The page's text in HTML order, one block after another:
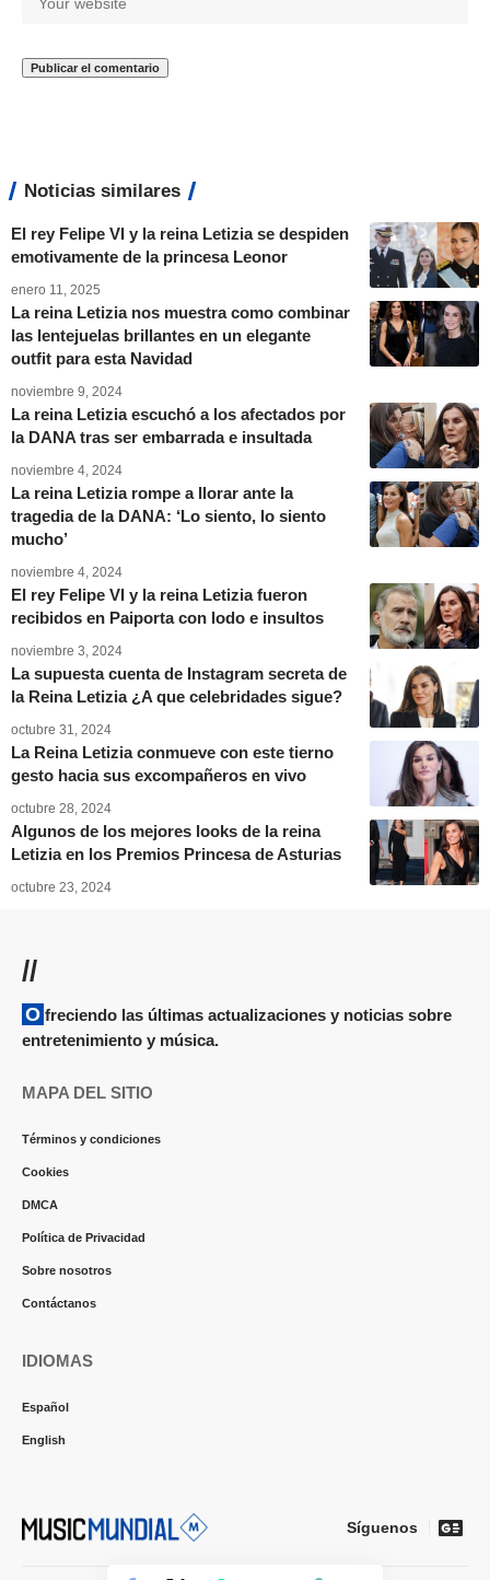
Noticias similares
El rey Felipe VI y la reina Letizia se despiden
emotivamente de la princesa Leonor
enero 11, 2025
La reina Letizia nos muestra como combinar
las lentejuelas brillantes en un elegante
outfit para esta Navidad
noviembre 9, 2024
La reina Letizia escuchó a los afectados por
la DANA tras ser embarrada e insultada
noviembre 4, 2024
La reina Letizia rompe a llorar ante la
tragedia de la DANA: ‘Lo siento, lo siento
mucho’
noviembre 4, 2024
El rey Felipe VI y la reina Letizia fueron
recibidos en Paiporta con lodo e insultos
noviembre 3, 2024
La supuesta cuenta de Instagram secreta de
la Reina Letizia ¿A que celebridades sigue?
octubre 31, 2024
La Reina Letizia conmueve con este tierno
gesto hacia sus excompañeros en vivo
octubre 28, 2024
Algunos de los mejores looks de la reina
Letizia en los Premios Princesa de Asturias
octubre 23, 2024
//
Ofreciendo las últimas actualizaciones y noticias sobre
entretenimiento y música.
MAPA DEL SITIO
Términos y condiciones
Cookies
DMCA
Política de Privacidad
Sobre nosotros
Contáctanos
IDIOMAS
Español
English
Síguenos